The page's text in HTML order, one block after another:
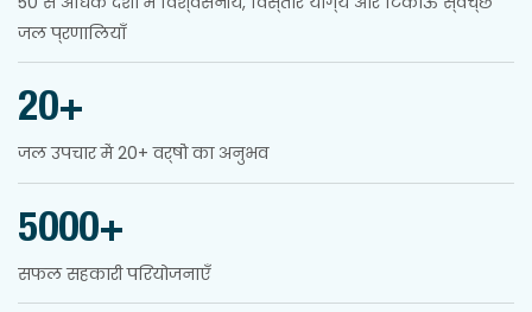
जल प्रणालियाँ
20+
जल उपचार में 20+ वर्षों का अनुभव
5000+
सफल सहकारी परियोजनाएँ